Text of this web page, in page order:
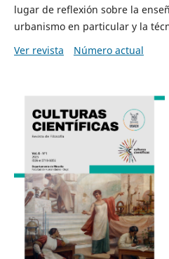
lugar de reflexión sobre la
urbanismo en particular y la
Ver revista
Número actual